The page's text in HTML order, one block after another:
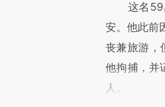
这名59岁
安。他此前
丧兼旅游，
他拘捕，并
人。